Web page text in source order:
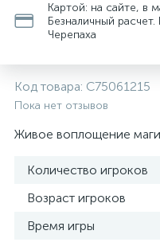
Картой: на сайте, в
Безналичный
Черепаха
Код товара: С75061215
Пока нет отзывов
Живое воплощение
Количество игроков
Возраст игроков
Время игры